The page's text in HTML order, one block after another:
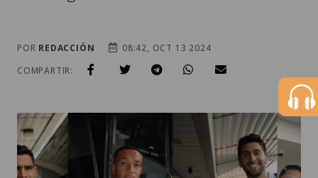
POR REDACCIÓN
08:42, OCT 13 2024
COMPARTIR: